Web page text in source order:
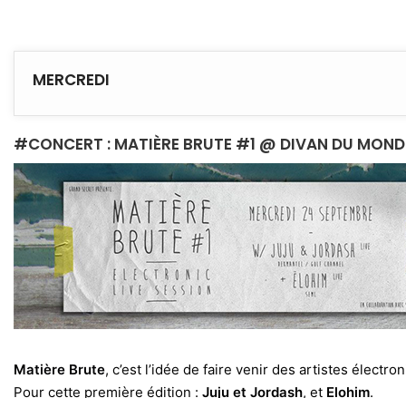
MERCREDI
#CONCERT : MATIÈRE BRUTE #1 @ DIVAN DU
Matière Brute, c’est l’idée de faire venir des artistes
Pour cette première édition : Juju et Jordash, et Elohim.